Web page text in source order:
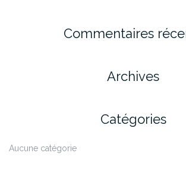
Commentaires
Archives
Catégories
Aucune catégorie